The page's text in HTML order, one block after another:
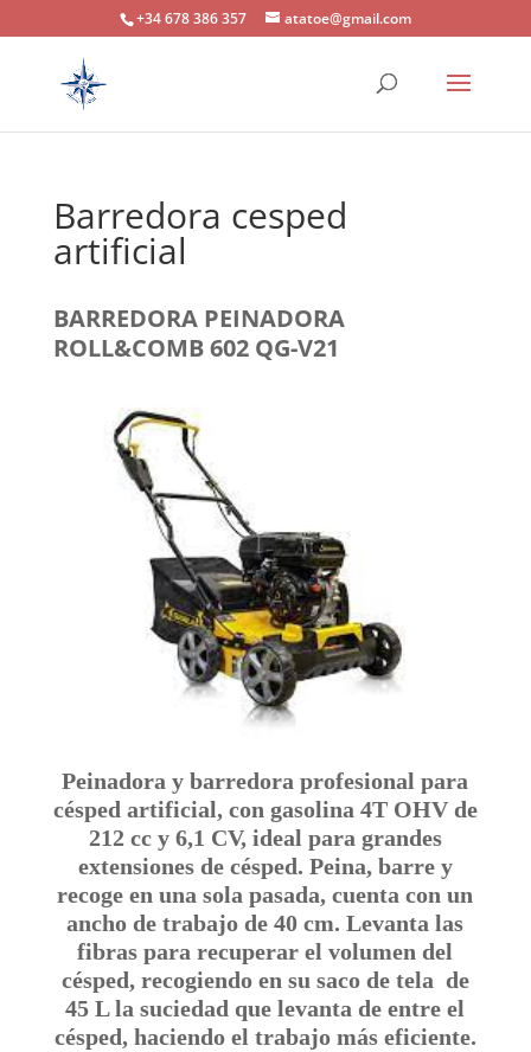
+34 678 386 357 atatoe@gmail.com
Barredora cesped
artificial
BARREDORA PEINADORA
ROLL&COMB 602 QG-V21
Peinadora y barredora profesional para
césped artificial, con gasolina 4T OHV de
212 cc y 6,1 CV, ideal para grandes
extensiones de césped. Peina, barre y
recoge en una sola pasada, cuenta con un
ancho de trabajo de 40 cm. Levanta las
fibras para recuperar el volumen del
césped, recogiendo en su saco de tela de
45 L la suciedad que levanta de entre el
césped, haciendo el trabajo más eficiente.